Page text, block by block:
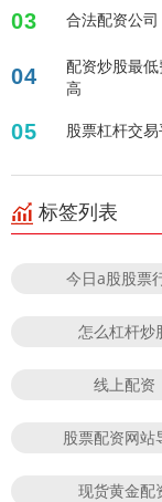
03 合法配资公
04
配资炒股最
高
05 股票杠杆交
标签列表
今日a股股票
怎么杠杆炒
线上配资
股票配资网站
现货黄金配